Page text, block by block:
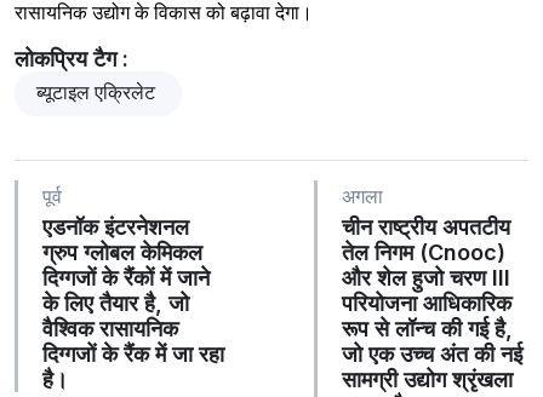
रासायनिक उद्योग के विकास को बढ़ावा देगा।
लोकप्रिय टैग :
ब्यूटाइल एक्रिलेट
पूर्व
एडनॉक इंटरनेशनल
ग्रुप ग्लोबल केमिकल
दिग्गजों के रैंकों में जाने
के लिए तैयार है, जो
वैश्विक रासायनिक
दिग्गजों के रैंक में जा रहा
है।
अगला
चीन राष्ट्रीय अपतटीय
तेल निगम (Cnooc)
और शेल हुजो चरण III
परियोजना आधिकारिक
रूप से लॉन्च की गई है,
जो एक उच्च अंत की नई
सामग्री उद्योग श्रृंखला